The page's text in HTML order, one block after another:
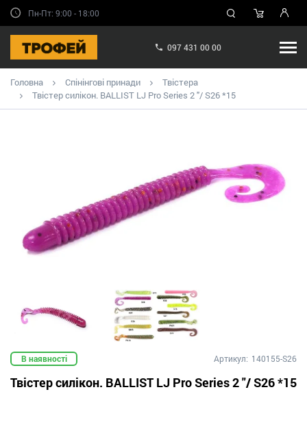
Пн-Пт: 9:00 - 18:00
097 431 00 00
Головна Спінінгові принади
Твістера
Твістер силікон. BALLIST LJ Pro Series 2 "/ S26 *15
В наявності Артикул: 140155-S26
Твістер силікон. BALLIST LJ Pro Series 2 "/ S26 *15